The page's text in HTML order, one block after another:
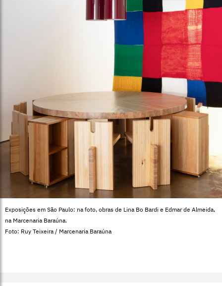
Exposições em São Paulo: na foto, obras de Lina Bo Bardi e Edmar de Almeida,
na Marcenaria Baraúna.
Foto: Ruy Teixeira / Marcenaria Baraúna